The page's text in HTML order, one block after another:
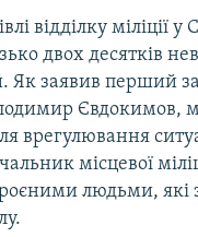
відділку міліції у
двох десятків
Як заявив перший
Євдокимов,
врегулювання
місцевої
людьми, які